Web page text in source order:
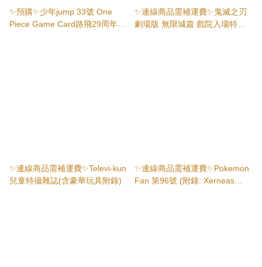
✨預購✨少年jump 33號 One
Piece Game Card路飛29周年記
✨連線商品需補運費✨鬼滅之刃
劇場版 無限城篇 戲院入場特典
✨連線商品需補運費✨Televi-kun
兒童特攝雜誌(含豪華玩具附錄)
✨連線商品需補運費✨Pokemon
Fan 第96號 (附錄: Xerneas